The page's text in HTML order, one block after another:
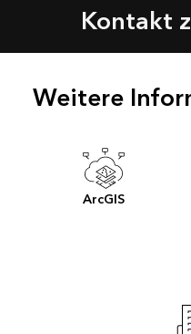
Kontakt
Weitere
ArcGIS